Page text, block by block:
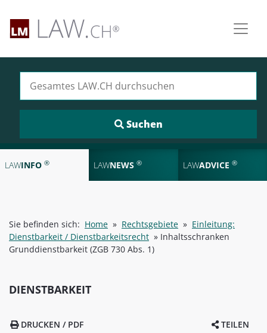
LAWINFO ® LAWNEWS ® LAWADVICE ®
Sie befinden sich: Home » Rechtsgebiete » Einleitung:
Dienstbarkeit / Dienstbarkeitsrecht » Inhaltsschranken
Grunddienstbarkeit (ZGB 730 Abs. 1)
DIENSTBARKEIT
TEILEN
DRUCKEN / PDF